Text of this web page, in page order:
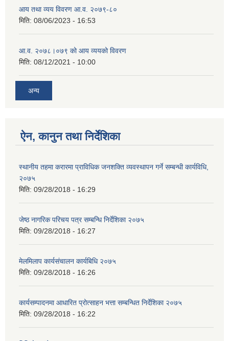
आय तथा व्यय विवरण आ.व. २०७९-८०
मिति: 08/06/2023 - 16:53
आ.व. २०७८।०७९ को आय व्ययको विवरण
मिति: 08/12/2021 - 10:00
अन्य
ऐन, कानुन तथा निर्देशिका
स्थानीय तहमा करारमा प्राविधिक जनशक्ति व्यवस्थापन गर्ने सम्बन्धी कार्यविधि,
२०७५
मिति: 09/28/2018 - 16:29
जेष्ठ नागरिक परिचय पत्र सम्बन्धि निर्देशिका २०७५
मिति: 09/28/2018 - 16:27
मेलमिलाप कार्यसंचालन कार्यबिधि २०७५
मिति: 09/28/2018 - 16:26
कार्यसम्पादनमा आधारित प्रोत्साहन भत्ता सम्बन्धित निर्देशिका २०७५
मिति: 09/28/2018 - 16:22